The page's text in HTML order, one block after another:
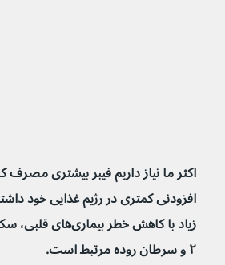
اکثر ما نیاز داریم فیبر بیشتری مصرف
افزودنی کمتری در رژیم غذایی خود
زیاد با کاهش خطر
۲ و سرطان روده مرتبط است.